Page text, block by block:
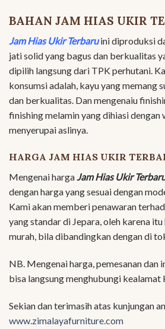
BAHAN JAM HIAS UKIR
Jam Hias Ukir Terbaru ini diproduksi
jati solid yang bagus dan berkualitas
dipilih langsung dari TPK perhutani.
konsumsi adalah, kayu yang memang
dan berkualitas. Dan mengenaiu
finishing melamin yang dihiasi dengan
menyerupai aslinya.
HARGA JAM HIAS UKIR
Mengenai hargaJam Hias Ukir
dengan harga yang sesuai dengan
Kami akan memberi penawaran
yang standar di Jepara, oleh karena
murah, bila dibandingkan dengan di
NB. Mengenai harga, pemesanan dan
bisa langsung menghubungi kealamat
Sekian dan terimasih atas kunjungan
www.zimalayafurniture.com